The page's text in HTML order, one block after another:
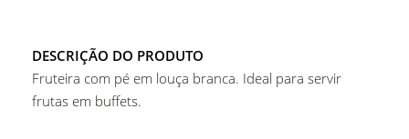
DESCRIÇÃO DO PRODUTO
Fruteira com pé em louça branca. Ideal para servir
frutas em buffets.